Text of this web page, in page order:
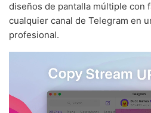
diseños de pantalla múltiple con
cualquier canal de Telegram en
profesional.